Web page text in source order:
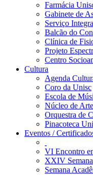
Farmácia
Gabinete de
Serviço
Balcão do
Clínica de
Projeto
Centro
Cultura
Agenda
Coro da Unisc
Escola de
Núcleo de
Orquestra de
Pinacoteca
Eventos /
VI Encontro
XXIV
Semana